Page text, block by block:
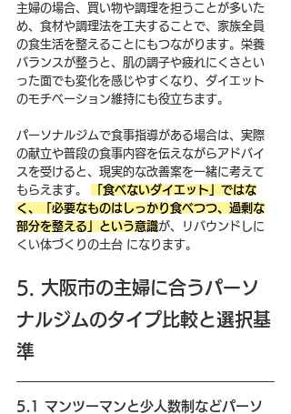
主婦の場合、買い物や調理を担うことが多いた
め、食材や調理法を工夫することで、家族全員
の食生活を整えることにもつながります。栄養
バランスが整うと、肌の調子や疲れにくさとい
った面でも変化を感じやすくなり、ダイエット
のモチベーション維持にも役立ちます。
パーソナルジムで食事指導がある場合は、実際
の献立や普段の食事内容を伝えながらアドバイ
スを受けると、現実的な改善案を一緒に考えて
もらえます。
「食べないダイエット」ではな
く、「必要なものはしっかり食べつつ、過剰な
部分を整える」という意識が、リバウンドしに
くい体づくりの土台 になります。
5. 大阪市の主婦に合うパーソ
ナルジムのタイプ比較と選択基
準
5.1 マンツーマンと少人数制などパーソ